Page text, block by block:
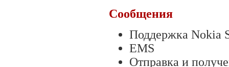
Сообщения
Поддержка Nokia
EMS
Отправка и